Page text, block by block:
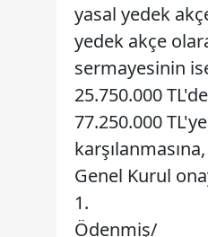
yasal yedek
yedek akçe
sermayesinin
25.750.000
77.250.000
Genel Kurul
1.
Ödenmiş/